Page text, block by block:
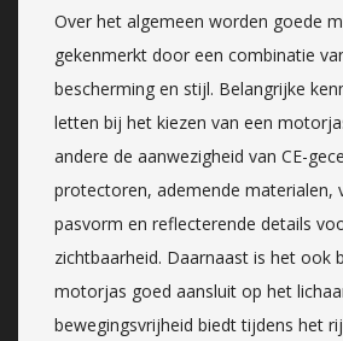
Over het algemeen worden goede
gekenmerkt door een combinatie
bescherming en stijl. Belangrijke
letten bij het kiezen van een
andere de aanwezigheid van CE-
protectoren, ademende materialen,
pasvorm en reflecterende details
zichtbaarheid. Daarnaast is het ook
motorjas goed aansluit op het
bewegingsvrijheid biedt tijdens het